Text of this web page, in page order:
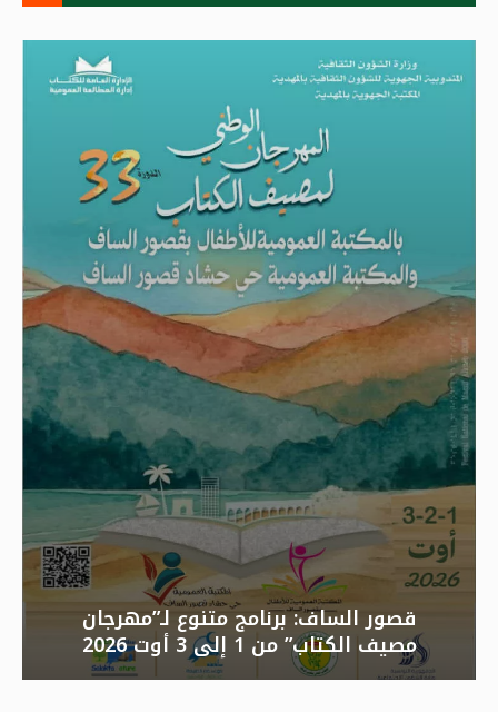
قصور الساف: برنامج متنوع لـ”مهرجان
مصيف الكتاب” من 1 إلى 3 أوت 2026